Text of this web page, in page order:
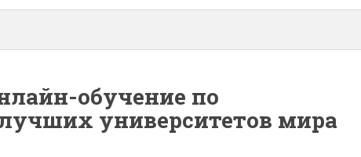
обучение по
университетов мира